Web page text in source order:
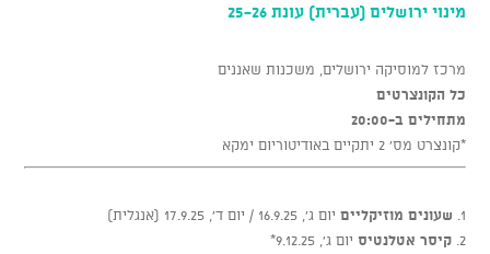
מינוי ירושלים (עברית) עונת 25-26
מרכז למוסיקה ירושלים, משכנות שאננים
כל הקונצרטים
מתחילים ב-20:00
*קונצרט מס’ 2 יתקיים באודיטוריום ימקא
1. שעונים מוזיקליים יום ג', 16.9.25 / יום ד', 17.9.25 (אנגלית)
2. קיסר אטלנטיס יום ג', 9.12.25*